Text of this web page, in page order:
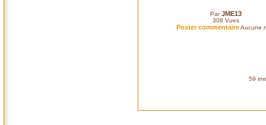
ParJME13
308 Vues
Poster commentaireAucune
59